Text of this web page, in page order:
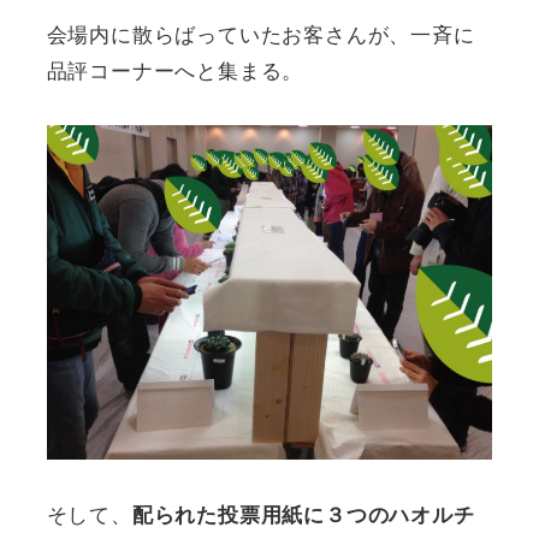
会場内に散らばっていたお客さんが、一斉に
品評コーナーへと集まる。
そして、 配られた投票用紙に３つのハオルチ